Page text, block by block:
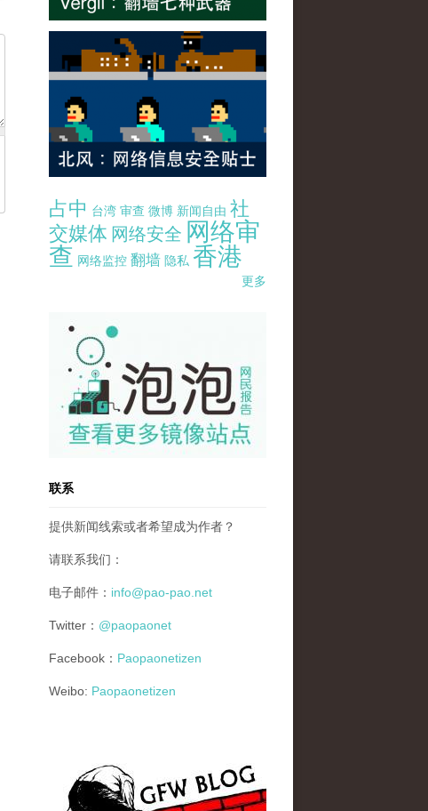
占中 台湾 审查 微博 新闻自由 社
交媒体 网络安全 网络审
查 网络监控 翻墙 隐私 香港
更多
pao-pao-banner-mirror-site-120814.jpg
联系
提供新闻线索或者希望成为作者？
请联系我们：
电子邮件： info@pao-pao.net
Twitter： @paopaonet
Facebook： Paopaonetizen
Weibo: Paopaonetizen
gfw_blog_small.jpg